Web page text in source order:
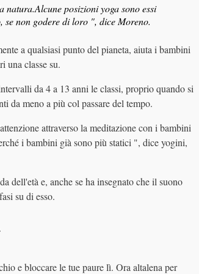
posizioni yoga sono essi
se non godere di loro ", dice Moreno.
a qualsiasi punto del pianeta, aiuta i bambini
una classe su.
da 4 a 13 anni le classi, proprio quando si
da meno a più col passare del tempo.
attraverso la meditazione con i bambini
i bambini già sono più statici ", dice yogini,
dell'età e, anche se ha insegnato che il suono
su di esso.
e bloccare le tue paure lì. Ora altalena per